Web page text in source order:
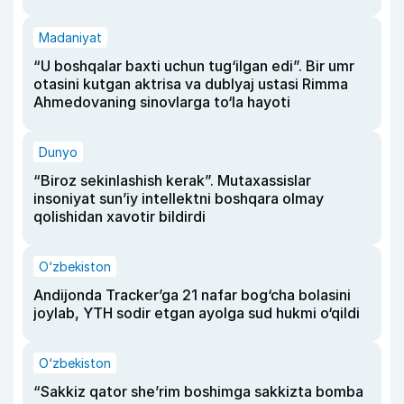
Madaniyat
“U boshqalar baxti uchun tug‘ilgan edi”. Bir umr
otasini kutgan aktrisa va dublyaj ustasi Rimma
Ahmedovaning sinovlarga to‘la hayoti
Dunyo
“Biroz sekinlashish kerak”. Mutaxassislar
insoniyat sun’iy intellektni boshqara olmay
qolishidan xavotir bildirdi
O‘zbekiston
Andijonda Tracker’ga 21 nafar bog‘cha bolasini
joylab, YTH sodir etgan ayolga sud hukmi o‘qildi
O‘zbekiston
“Sakkiz qator she’rim boshimga sakkizta bomba